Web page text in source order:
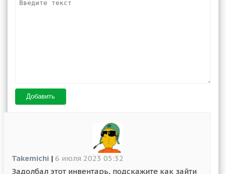
Добавить
Takemichi | 6 июля 2023 05:32
Задолбал этот инвентарь, подскажите как зайти